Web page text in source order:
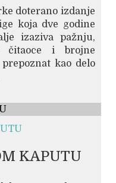
doterano izdanje
koja dve godine
izaziva pažnju,
čitaoce i brojne
kao delo
KAPUTU